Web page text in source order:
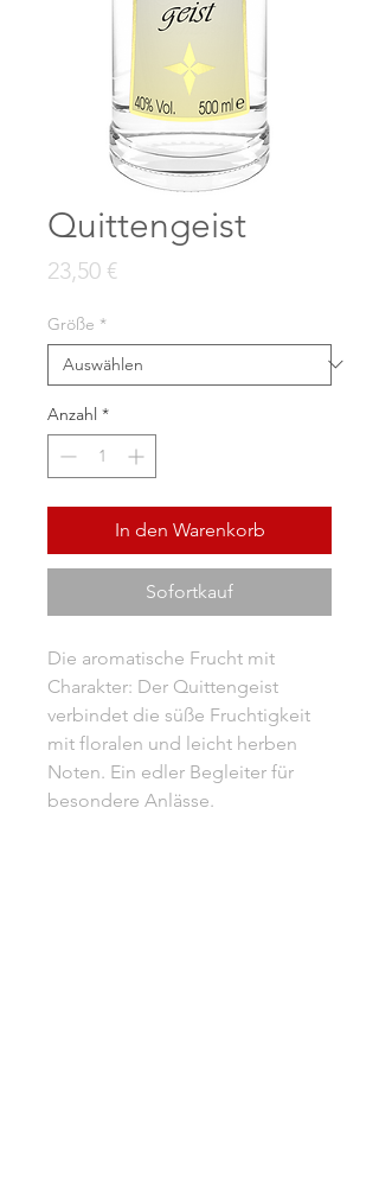
Quittengeist
23,50 €
Größe *
Anzahl *
In den Warenkorb
Sofortkauf
Die aromatische Frucht mit
Charakter: Der Quittengeist
verbindet die süße Fruchtigkeit
mit floralen und leicht herben
Noten. Ein edler Begleiter für
besondere Anlässe.